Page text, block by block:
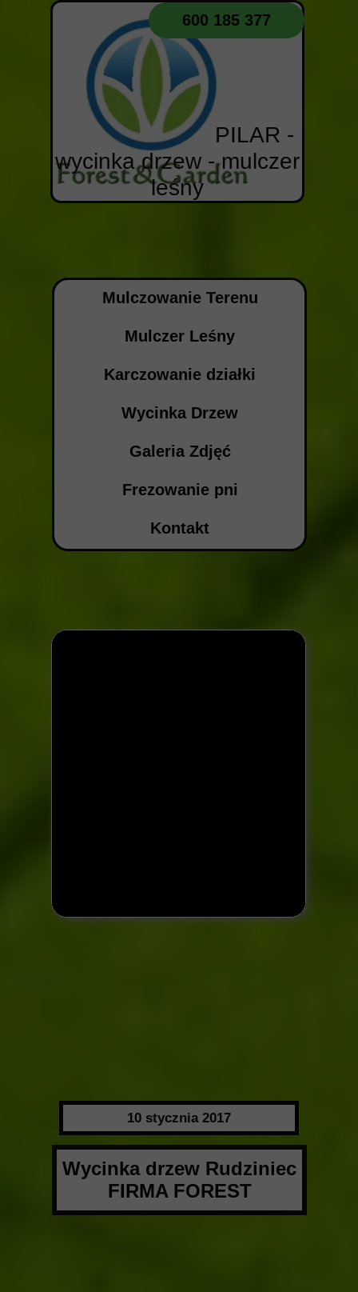
10 stycznia 2017
Wycinka drzew Rudziniec
FIRMA FOREST
600 185 377
PILAR -
wycinka drzew - mulczer
leśny
Mulczowanie Terenu
Mulczer Leśny
Karczowanie działki
Wycinka Drzew
Galeria Zdjęć
Frezowanie pni
Kontakt